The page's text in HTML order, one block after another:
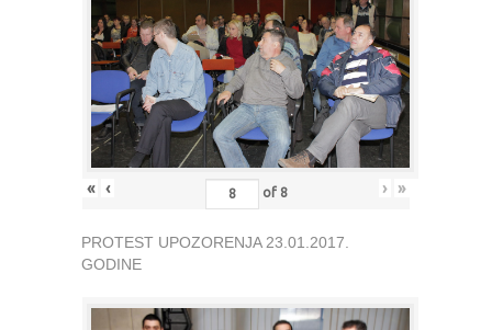
« ‹ of 8 › »
PROTEST UPOZORENJA 23.01.2017.
GODINE